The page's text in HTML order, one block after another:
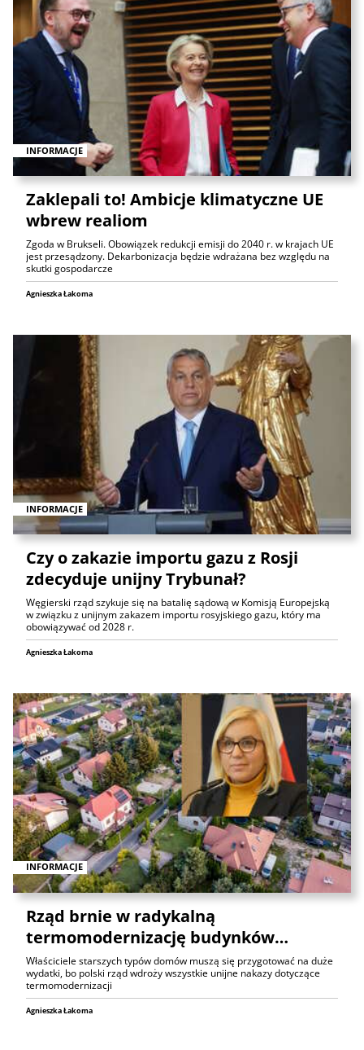
INFORMACJE
Zaklepali to! Ambicje klimatyczne UE
wbrew realiom
Zgoda w Brukseli. Obowiązek redukcji emisji do 2040 r. w krajach UE
jest przesądzony. Dekarbonizacja będzie wdrażana bez względu na
skutki gospodarcze
Agnieszka Łakoma
INFORMACJE
Czy o zakazie importu gazu z Rosji
zdecyduje unijny Trybunał?
Węgierski rząd szykuje się na batalię sądową w Komisją Europejską
w związku z unijnym zakazem importu rosyjskiego gazu, który ma
obowiązywać od 2028 r.
Agnieszka Łakoma
INFORMACJE
Rząd brnie w radykalną
termomodernizację budynków…
Właściciele starszych typów domów muszą się przygotować na duże
wydatki, bo polski rząd wdroży wszystkie unijne nakazy dotyczące
termomodernizacji
Agnieszka Łakoma